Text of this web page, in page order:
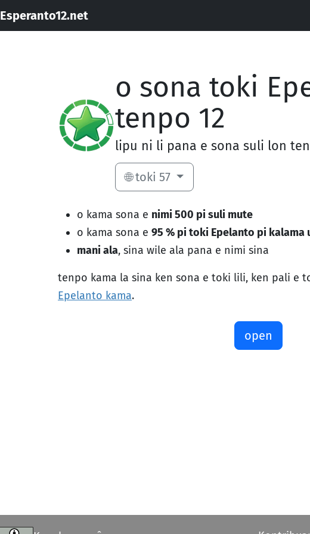
Esperanto12.net
o sona toki
tenpo 12
lipu ni li pana e sona suli lon
🌐 toki 57
o kama sona e nimi 500 pi suli mute
o kama sona e 95 % pi toki Epelanto pi kalama
mani ala, sina wile ala pana e nimi sina
tenpo kama la sina ken sona e toki lili, ken pali e
Epelanto kama.
open